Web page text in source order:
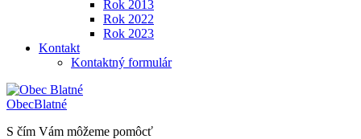
Rok 2013
Rok 2022
Rok 2023
Kontakt
Kontaktný formulár
ObecBlatné
S čím Vám môžeme pomôcť